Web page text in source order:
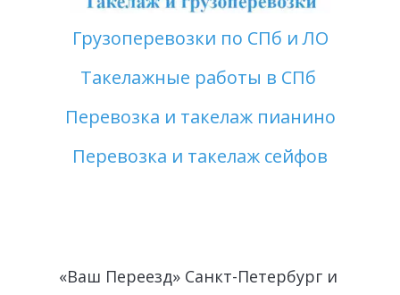
Грузоперевозки по СПб и ЛО
Такелажные работы в СПб
Перевозка и такелаж пианино
Перевозка и такелаж сейфов
«Ваш Переезд» Санкт-Петербург и